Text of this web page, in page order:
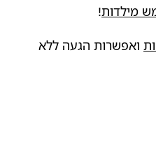
מילדות!
ואפשרות הגעה ללא